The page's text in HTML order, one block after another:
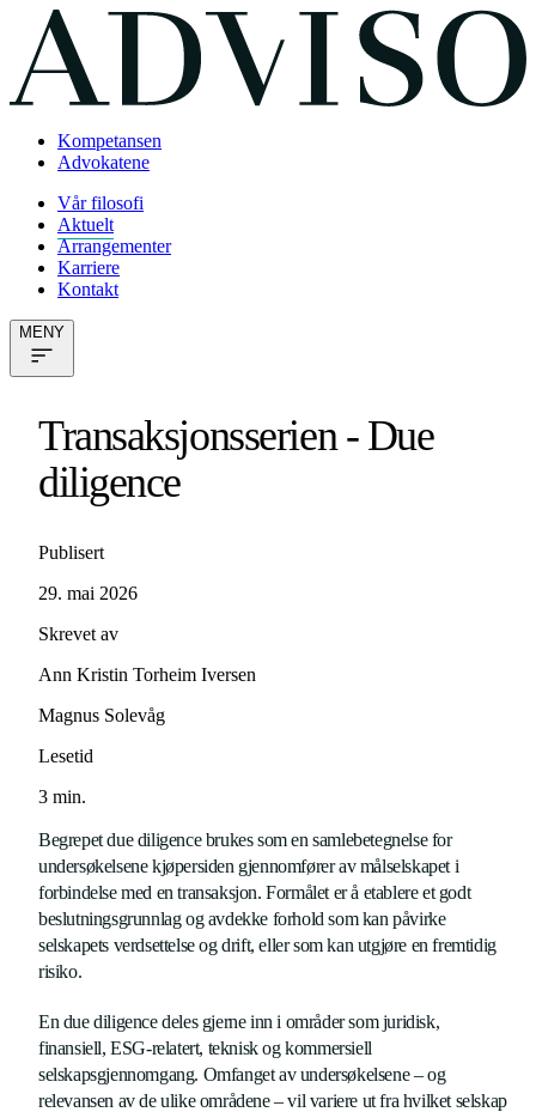
Kompetansen
Advokatene
Vår filosofi
Aktuelt
Arrangementer
Karriere
Kontakt
MENY
Transaksjonsserien - Due
diligence
Publisert
29. mai 2026
Skrevet av
Ann Kristin Torheim Iversen
Magnus Solevåg
Lesetid
3 min.
Begrepet due diligence brukes som en samlebetegnelse for
undersøkelsene kjøpersiden gjennomfører av målselskapet i
forbindelse med en transaksjon. Formålet er å etablere et godt
beslutningsgrunnlag og avdekke forhold som kan påvirke
selskapets verdsettelse og drift, eller som kan utgjøre en fremtidig
risiko.
En due diligence deles gjerne inn i områder som juridisk,
finansiell, ESG-relatert, teknisk og kommersiell
selskapsgjennomgang. Omfanget av undersøkelsene – og
relevansen av de ulike områdene – vil variere ut fra hvilket selskap